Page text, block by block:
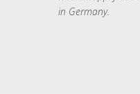
in Germany.